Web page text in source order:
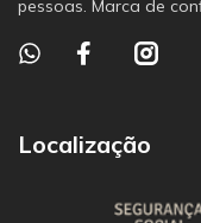
pessoas. Marca de
Localização